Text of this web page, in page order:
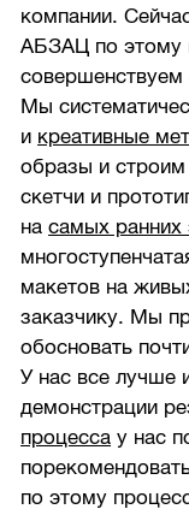
компании.
АБЗАЦ по этому
совершенствуем
Мы
и креативные
образы и строим
скетчи и
насамых ранних
макетов на
заказчику. Мы
обосновать
У нас все лучше
демонстрации
процесса у нас
по этому